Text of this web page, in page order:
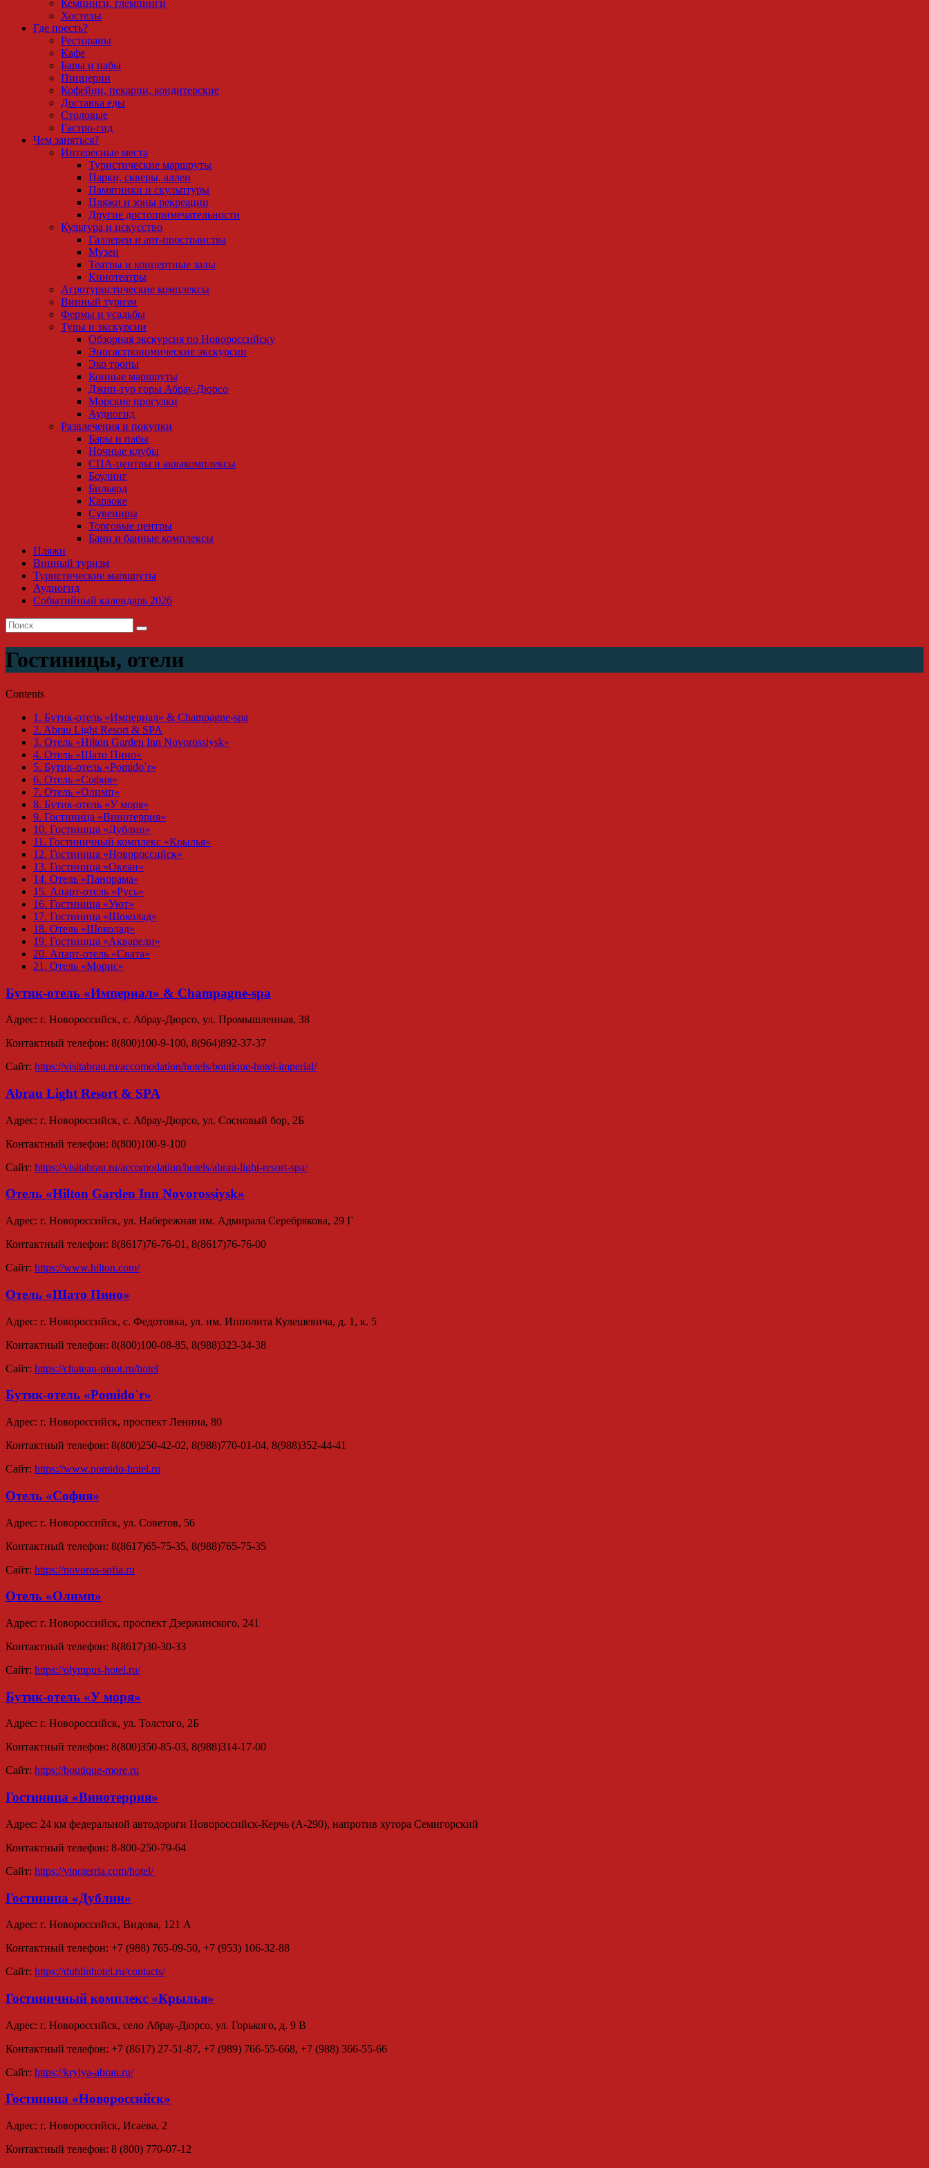
Кемпинги, глемпинги
Хостелы
Где поесть?
Рестораны
Кафе
Бары и пабы
Пиццерии
Кофейни, пекарни, кондитерские
Доставка еды
Столовые
Гастро-гид
Чем заняться?
Интересные места
Туристические маршруты
Парки, скверы, аллеи
Памятники и скульптуры
Пляжи и зоны рекреации
Другие достопримечательности
Культура и искусство
Галлереи и арт-пространства
Музеи
Театры и концертные залы
Кинотеатры
Агротуристические комплексы
Винный туризм
Фермы и усадьбы
Туры и экскурсии
Обзорная экскурсия по Новороссийску
Эногастрономические экскурсии
Эко тропы
Конные маршруты
Джип-тур горы Абрау-Дюрсо
Морские прогулки
Аудиогид
Развлечения и покупки
Бары и пабы
Ночные клубы
СПА-центры и аквакомплексы
Боулинг
Бильярд
Караоке
Сувениры
Торговые центры
Бани и банные комплексы
Пляжи
Винный туризм
Туристические маршруты
Аудиогид
Событийный календарь 2026
Гостиницы, отели
Contents
1. Бутик-отель «Империал» & Champagne-spa
2. Abrau Light Resort & SPA
3. Отель «Hilton Garden Inn Novorossiysk»
4. Отель «Шато Пино»
5. Бутик-отель «Pomido`r»
6. Отель «София»
7. Отель «Олимп»
8. Бутик-отель «У моря»
9. Гостиница «Винотеррия»
10. Гостиница «Дублин»
11. Гостиничный комплекс «Крылья»
12. Гостиница «Новороссийск»
13. Гостиница «Океан»
14. Отель «Панорама»
15. Апарт-отель «Русь»
16. Гостиница «Уют»
17. Гостиница «Шоколад»
18. Отель «Шоколад»
19. Гостиница «Акварели»
20. Апарт-отель «Свата»
21. Отель «Морис»
Бутик-отель «Империал» & Champagne-spa
Адрес: г. Новороссийск, с. Абрау-Дюрсо, ул. Промышленная, 38
Контактный телефон: 8(800)100-9-100, 8(964)892-37-37
Сайт: https://visitabrau.ru/accomodation/hotels/boutique-hotel-imperial/
Abrau Light Resort & SPA
Адрес: г. Новороссийск, с. Абрау-Дюрсо, ул. Сосновый бор, 2Б
Контактный телефон: 8(800)100-9-100
Сайт: https://visitabrau.ru/accomodation/hotels/abrau-light-resort-spa/
Отель «Hilton Garden Inn Novorossiysk»
Адрес: г. Новороссийск, ул. Набережная им. Адмирала Серебрякова, 29 Г
Контактный телефон: 8(8617)76-76-01, 8(8617)76-76-00
Сайт: https://www.hilton.com/
Отель «Шато Пино»
Адрес: г. Новороссийск, с. Федотовка, ул. им. Ипполита Кулешевича, д. 1, к. 5
Контактный телефон: 8(800)100-08-85, 8(988)323-34-38
Сайт: https://chateau-pinot.ru/hotel
Бутик-отель «Pomido`r»
Адрес: г. Новороссийск, проспект Ленина, 80
Контактный телефон: 8(800)250-42-02, 8(988)770-01-04, 8(988)352-44-41
Сайт: https://www.pomido-hotel.ru
Отель «София»
Адрес: г. Новороссийск, ул. Советов, 56
Контактный телефон: 8(8617)65-75-35, 8(988)765-75-35
Сайт: https://novoros-sofia.ru
Отель «Олимп»
Адрес: г. Новороссийск, проспект Дзержинского, 241
Контактный телефон: 8(8617)30-30-33
Сайт: https://olympus-hotel.ru/
Бутик-отель «У моря»
Адрес: г. Новороссийск, ул. Толстого, 2Б
Контактный телефон: 8(800)350-85-03, 8(988)314-17-00
Сайт: https://boutique-more.ru
Гостиница «Винотеррия»
Адрес: 24 км федеральной автодороги Новороссийск-Керчь (А-290), напротив хутора Семигорский
Контактный телефон: 8-800-250-79-64
Сайт: https://vinoterria.com/hotel/
Гостиница «Дублин»
Адрес: г. Новороссийск, Видова, 121 А
Контактный телефон: +7 (988) 765-09-50, +7 (953) 106-32-88
Сайт: https://dublinhotel.ru/contacts/
Гостиничный комплекс «Крылья»
Адрес: г. Новороссийск, село Абрау-Дюрсо, ул. Горького, д. 9 В
Контактный телефон: +7 (8617) 27-51-87, +7 (989) 766-55-668, +7 (988) 366-55-66
Сайт: https://krylya-abrau.ru/
Гостиница «Новороссийск»
Адрес: г. Новороссийск, Исаева, 2
Контактный телефон: 8 (800) 770-07-12